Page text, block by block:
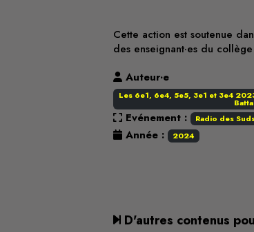
Cette action est soutenue
des enseignant·es du
Auteur·e
Les 6e1, 6e4, 5e5, 3e1 et 3e4
Evénement : Radio des
Année : 2024
D'autres contenus